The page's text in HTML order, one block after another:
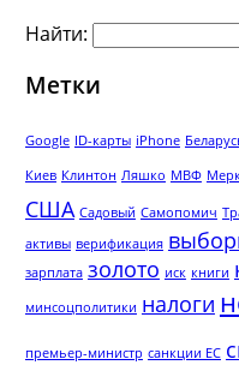
Найти:
Метки
Google ID-карты iPhone
Киев Клинтон Ляшко МВФ
США Садовый Самопомич
активы верификация
зарплата золото иск книги
минсоцполитики налоги
премьер-министр санкции ЕС